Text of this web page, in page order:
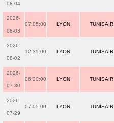
08-04
2026-
08-03
07:05:00 LYON TUNISAIR
2026-
08-02
12:35:00 LYON TUNISAIR
2026-
07-30
06:20:00 LYON TUNISAIR
2026-
07-29
07:05:00 LYON TUNISAIR